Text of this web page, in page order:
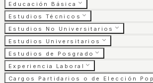
Educación Básica
Estudios Técnicos
Estudios No Universitarios
Estudios Universitarios
Estudios de Posgrado
Experiencia Laboral
Cargos Partidarios o de Elección